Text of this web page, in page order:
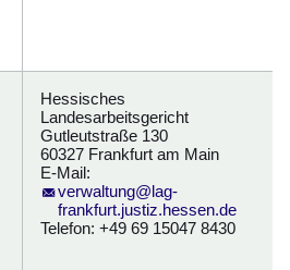
Hessisches
Landesarbeitsgericht
Gutleutstraße 130
60327 Frankfurt am Main
E-Mail:
verwaltung@lag-
frankfurt.justiz.hessen.de
Telefon: +49 69 15047 8430